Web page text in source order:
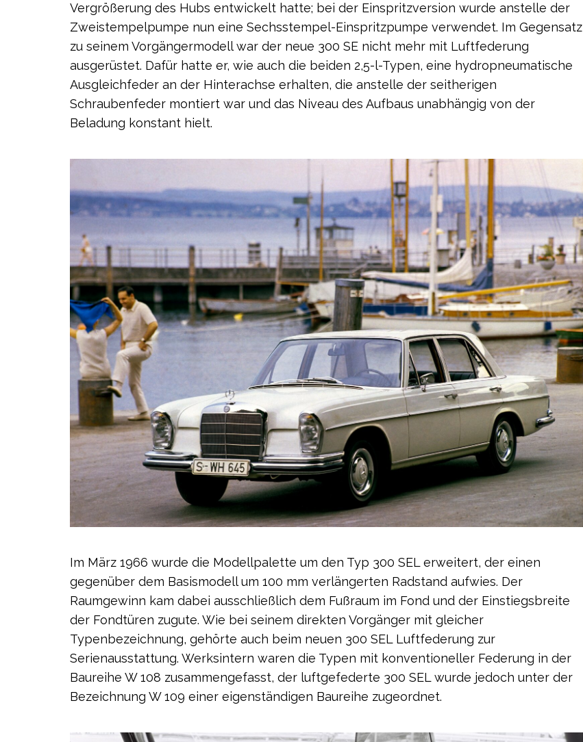
Vergrößerung des Hubs entwickelt hatte; bei der Einspritzversion wurde anstelle der
Zweistempelpumpe nun eine Sechsstempel-Einspritzpumpe verwendet. Im Gegensatz
zu seinem Vorgängermodell war der neue 300 SE nicht mehr mit Luftfederung
ausgerüstet. Dafür hatte er, wie auch die beiden 2,5-l-Typen, eine hydropneumatische
Ausgleichfeder an der Hinterachse erhalten, die anstelle der seitherigen
Schraubenfeder montiert war und das Niveau des Aufbaus unabhängig von der
Beladung konstant hielt.
Im März 1966 wurde die Modellpalette um den Typ 300 SEL erweitert, der einen
gegenüber dem Basismodell um 100 mm verlängerten Radstand aufwies. Der
Raumgewinn kam dabei ausschließlich dem Fußraum im Fond und der Einstiegsbreite
der Fondtüren zugute. Wie bei seinem direkten Vorgänger mit gleicher
Typenbezeichnung, gehörte auch beim neuen 300 SEL Luftfederung zur
Serienausstattung. Werksintern waren die Typen mit konventioneller Federung in der
Baureihe W 108 zusammengefasst, der luftgefederte 300 SEL wurde jedoch unter der
Bezeichnung W 109 einer eigenständigen Baureihe zugeordnet.